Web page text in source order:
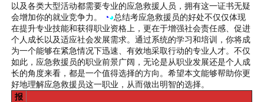
以及各类大型活动都需要专业的应急救援人员，拥有这一证书无疑
会增加你的就业竞争力。
◔◕总结考应急救援员的好处不仅仅体现
在提升专业技能和获得职业资格上，更在于增强社会责任感、促进
个人成长以及适应社会发展需求。通过系统的学习和培训，你将成
为一个能够在紧急情况下迅速、有效地采取行动的专业人才。不仅
如此，应急救援员的职业前景广阔，无论是从职业发展还是个人成
长的角度来看，都是一个值得选择的方向。希望本文能够帮助你更
好地理解应急救援员这一职业，从而做出明智的选择。
报